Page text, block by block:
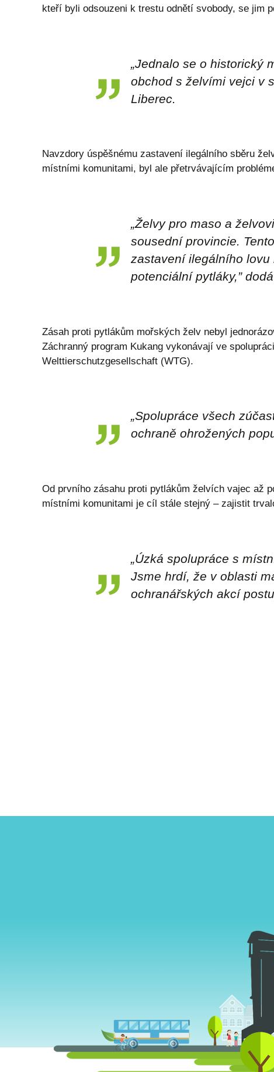
kteří byli odsouzeni k trestu odnětí svobody, se jim
Jednalo se o historický
obchod s želvími vejci v
Liberec.
Navzdory úspěšnému zastavení ilegálního sběru
místními komunitami, byl ale přetrvávajícím
„Želvy pro maso a
sousední provincie.
zastavení ilegálního
potenciální pytláky,”
Zásah proti pytlákům mořských želv nebyl
Záchranný program Kukang vykonávají ve
Welttierschutzgesellschaft (WTG).
„Spolupráce všech
ochraně ohrožených
Od prvního zásahu proti pytlákům želvích vajec až
místními komunitami je cíl stále stejný – zajistit
„Úzká spolupráce s
Jsme hrdí, že v oblasti
ochranářských akcí